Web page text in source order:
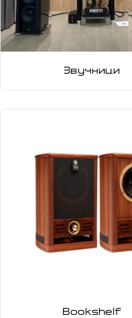
Звучници
Bookshelf